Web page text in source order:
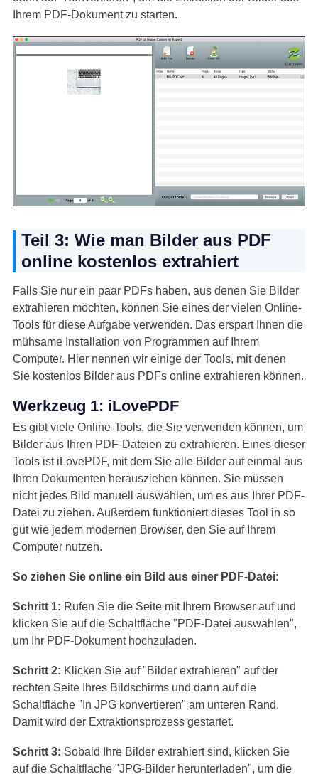
Ihrem PDF-Dokument zu starten.
Teil 3: Wie man Bilder aus PDF
online kostenlos extrahiert
Falls Sie nur ein paar PDFs haben, aus denen Sie Bilder
extrahieren möchten, können Sie eines der vielen Online-
Tools für diese Aufgabe verwenden. Das erspart Ihnen die
mühsame Installation von Programmen auf Ihrem
Computer. Hier nennen wir einige der Tools, mit denen
Sie kostenlos Bilder aus PDFs online extrahieren können.
Werkzeug 1: iLovePDF
Es gibt viele Online-Tools, die Sie verwenden können, um
Bilder aus Ihren PDF-Dateien zu extrahieren. Eines dieser
Tools ist iLovePDF, mit dem Sie alle Bilder auf einmal aus
Ihren Dokumenten herausziehen können. Sie müssen
nicht jedes Bild manuell auswählen, um es aus Ihrer PDF-
Datei zu ziehen. Außerdem funktioniert dieses Tool in so
gut wie jedem modernen Browser, den Sie auf Ihrem
Computer nutzen.
So ziehen Sie online ein Bild aus einer PDF-Datei:
Schritt 1: Rufen Sie die Seite mit Ihrem Browser auf und
klicken Sie auf die Schaltfläche "PDF-Datei auswählen",
um Ihr PDF-Dokument hochzuladen.
Schritt 2: Klicken Sie auf "Bilder extrahieren" auf der
rechten Seite Ihres Bildschirms und dann auf die
Schaltfläche "In JPG konvertieren" am unteren Rand.
Damit wird der Extraktionsprozess gestartet.
Schritt 3: Sobald Ihre Bilder extrahiert sind, klicken Sie
auf die Schaltfläche "JPG-Bilder herunterladen", um die